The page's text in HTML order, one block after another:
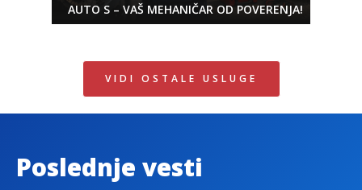
AUTO S – VAŠ MEHANIČAR OD POVERENJA!
VIDI OSTALE USLUGE
Poslednje vesti